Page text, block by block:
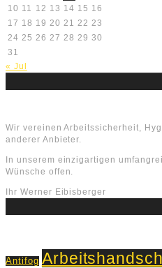
10 11 12 13 14 15 16
17 18 19 20 21 22 23
24 25 26 27 28 29 30
31
« Jul
Wir vereinen Arbeitssicherheit,
anderer Anbieter.
In unserem einzigartigen
Wünsche offen.
Ihr Werner Eibisberger
Antifog